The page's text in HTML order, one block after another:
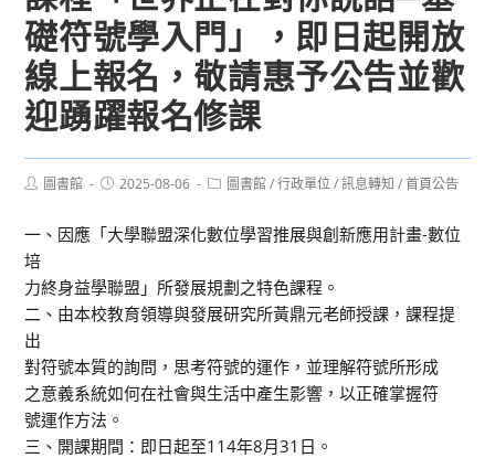
礎符號學入門」，即日起開放
線上報名，敬請惠予公告並歡
迎踴躍報名修課
Post圖書館
Post2025-08-06
Post圖書館 / 行政單位 / 訊息轉知 / 首頁公告
一、因應「大學聯盟深化數位學習推展與創新應用計畫-數位
培
力終身益學聯盟」所發展規劃之特色課程。
二、由本校教育領導與發展研究所黃鼎元老師授課，課程提
出
對符號本質的詢問，思考符號的運作，並理解符號所形成
之意義系統如何在社會與生活中產生影響，以正確掌握符
號運作方法。
三、開課期間：即日起至114年8月31日。